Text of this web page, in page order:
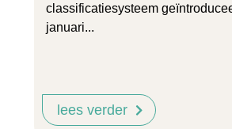
classificatiesysteem
januari...
lees verder